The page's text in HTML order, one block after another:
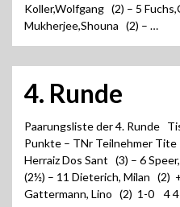
Koller,Wolfgang (2) – 5
Mukherjee,Shouna (2) – …
4. Runde
Paarungsliste der 4. Runde
Punkte – TNr Teilnehmer
Herraiz Dos Sant (3) – 6
(2½) – 11 Dieterich, Milan
Gattermann, Lino (2) 1-0 4 4